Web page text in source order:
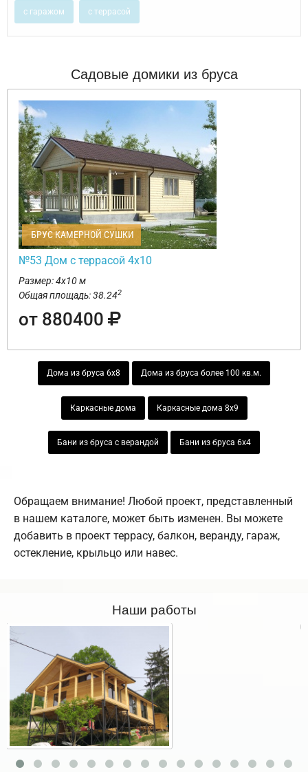
с гаражом с террасой
Садовые домики из бруса
БРУС КАМЕРНОЙ СУШКИ
№53 Дом с террасой 4х10
Размер: 4х10 м
Общая площадь: 38.242
от 880400
Дома из бруса 6х8 Дома из бруса более 100 кв.м.
Каркасные дома Каркасные дома 8х9
Бани из бруса с верандой Бани из бруса 6х4
Обращаем внимание! Любой проект, представленный
в нашем каталоге, может быть изменен. Вы можете
добавить в проект террасу, балкон, веранду, гараж,
остекление, крыльцо или навес.
Наши работы